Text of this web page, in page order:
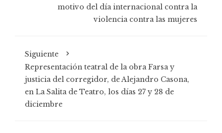
motivo del día internacional contra la
violencia contra las mujeres
Siguiente
Representación teatral de la obra Farsa y
justicia del corregidor, de Alejandro Casona,
en La Salita de Teatro, los días 27 y 28 de
diciembre